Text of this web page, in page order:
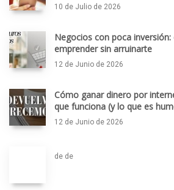
10 de Julio de 2026
Negocios con poca
emprender sin arruinarte
12 de Junio de 2026
Cómo ganar dinero por
que funciona (y lo que es
12 de Junio de 2026
de de